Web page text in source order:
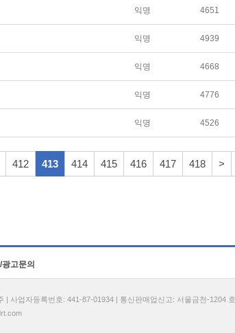
익명 4651
익명 4939
익명 4668
익명 4776
익명 4526
412 413 414 415 416 417 418 >
고문의
사업자등록번호: 441-87-01934 | 통신판매업신고: 서울금천-1204 호